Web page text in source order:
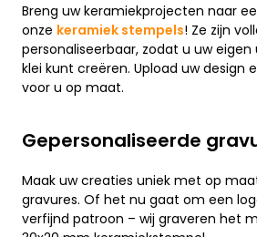
Breng uw keramiekprojecten naar
onze keramiek stempels! Ze zijn
personaliseerbaar, zodat u uw
klei kunt creëren. Upload uw design
voor u op maat.
Gepersonaliseerde
Maak uw creaties uniek met op
gravures. Of het nu gaat om een
verfijnd patroon – wij graveren het